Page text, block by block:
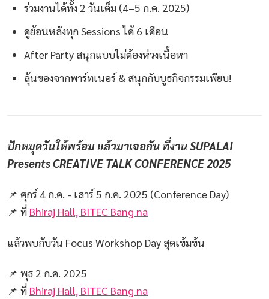
ร่วมงานได้ทั้ง 2 วันเต็ม (4–5 ก.ค. 2025)
ดูย้อนหลังทุก Sessions ได้ 6 เดือน
After Party สนุกแบบไม่ต้องห่วงเนื้อหา
ลุ้นของจากพาร์ทเนอร์ & สนุกกับบูธกิจกรรมเพียบ!
ปักหมุดวันให้พร้อม แล้วมาเจอกัน ที่งาน SUPALAI
Presents CREATIVE TALK CONFERENCE 2025
📌 ศุกร์ 4 ก.ค. - เสาร์ 5 ก.ค. 2025 (Conference Day)
📌 ที่ Bhiraj Hall, BITEC Bang na
แล้วพบกับวัน Focus Workshop Day สุดเข้มข้น
📌 พุธ 2 ก.ค. 2025
📌 ที่ Bhiraj Hall, BITEC Bang na